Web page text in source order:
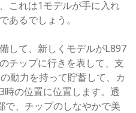
これは1モデルが手に入れ
あるでしょう。
して、新しくモデルがL897
チップに行きを表して、支
動力を持って貯蓄して、カ
時の位置に位置します。透
で、チップのしなやかで美